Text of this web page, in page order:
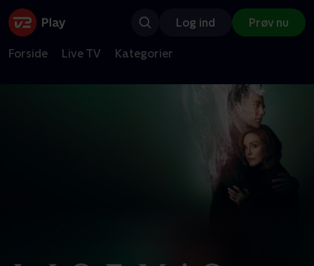
Log ind Prøv nu
Forside Live TV Kategorier